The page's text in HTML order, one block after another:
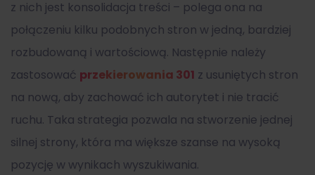
z nich jest konsolidacja treści – polega ona na
połączeniu kilku podobnych stron w jedną, bardziej
rozbudowaną i wartościową. Następnie należy
zastosować przekierowania 301 z usuniętych stron
na nową, aby zachować ich autorytet i nie tracić
ruchu. Taka strategia pozwala na stworzenie jednej
silnej strony, która ma większe szanse na wysoką
pozycję w wynikach wyszukiwania.